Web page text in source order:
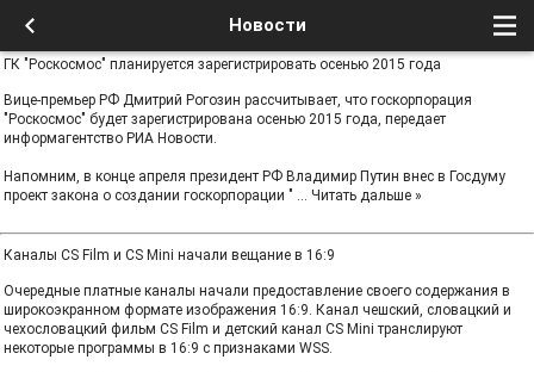
Новости
ГК "Роскосмос" планируется зарегистрировать осенью 2015 года
Вице-премьер РФ Дмитрий Рогозин рассчитывает, что госкорпорация
"Роскосмос" будет зарегистрирована осенью 2015 года, передает
информагентство РИА Новости.
Напомним, в конце апреля президент РФ Владимир Путин внес в Госдуму
проект закона о создании госкорпорации " ... Читать дальше »
Каналы CS Film и CS Mini начали вещание в 16:9
Очередные платные каналы начали предоставление своего содержания в
широкоэкранном формате изображения 16:9. Канал чешский, словацкий и
чехословацкий фильм CS Film и детский канал CS Mini транслируют
некоторые программы в 16:9 с признаками WSS.